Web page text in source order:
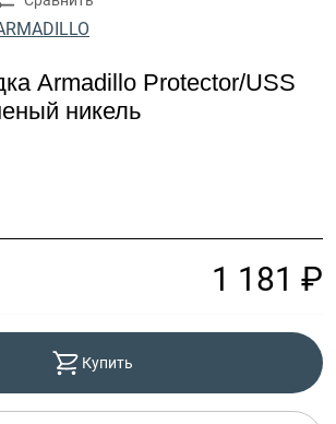
Armadillo Protector/USS
никель
1 181 ₽
Купить